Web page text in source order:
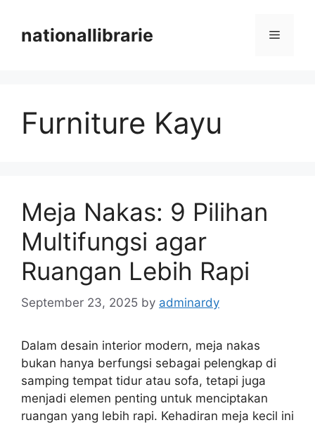
contentnationallibrarie Menu
Furniture Kayu
Meja Nakas: 9 Pilihan
Multifungsi agar
Ruangan Lebih Rapi
September 23, 2025 by adminardy
Dalam desain interior modern, meja nakas
bukan hanya berfungsi sebagai pelengkap di
samping tempat tidur atau sofa, tetapi juga
menjadi elemen penting untuk menciptakan
ruangan yang lebih rapi. Kehadiran meja kecil ini